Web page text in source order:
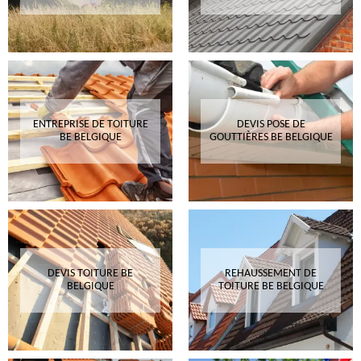
ENTREPRISE DE TOITURE
BE BELGIQUE
DEVIS POSE DE
GOUTTIÈRES BE BELGIQUE
DEVIS TOITURE BE
BELGIQUE
REHAUSSEMENT DE
TOITURE BE BELGIQUE